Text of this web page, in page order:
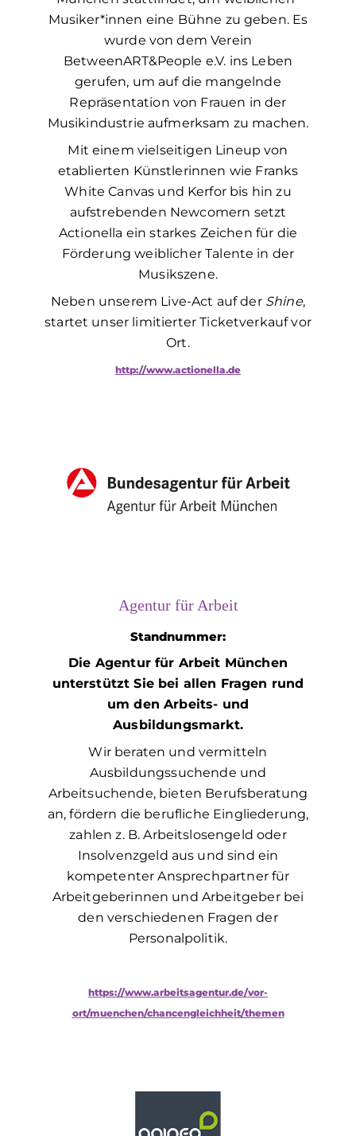
Musiker*innen eine Bühne zu geben. Es
wurde von dem Verein
BetweenART&People e.V. ins Leben
gerufen, um auf die mangelnde
Repräsentation von Frauen in der
Musikindustrie aufmerksam zu machen.
Mit einem vielseitigen Lineup von
etablierten Künstlerinnen wie Franks
White Canvas und Kerfor bis hin zu
aufstrebenden Newcomern setzt
Actionella ein starkes Zeichen für die
Förderung weiblicher Talente in der
Musikszene.
Neben unserem Live-Act auf der Shine,
startet unser limitierter Ticketverkauf vor
Ort.
http://www.actionella.de
Agentur für Arbeit
Standnummer:
Die Agentur für Arbeit München
unterstützt Sie bei allen Fragen rund
um den Arbeits- und
Ausbildungsmarkt.
Wir beraten und vermitteln
Ausbildungssuchende und
Arbeitsuchende, bieten Berufsberatung
an, fördern die berufliche Eingliederung,
zahlen z. B. Arbeitslosengeld oder
Insolvenzgeld aus und sind ein
kompetenter Ansprechpartner für
Arbeitgeberinnen und Arbeitgeber bei
den verschiedenen Fragen der
Personalpolitik.
https://www.arbeitsagentur.de/vor-
ort/muenchen/chancengleichheit/themen